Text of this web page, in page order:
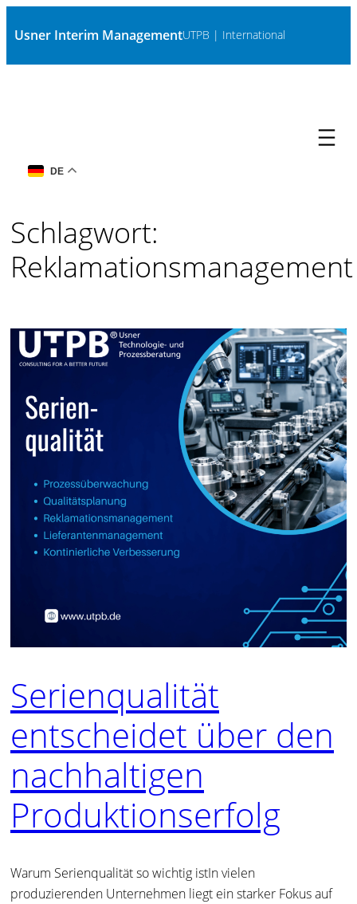
Inhalt
Usner Interim ManagementUTPB | International
Schlagwort:
Reklamationsmanagement
Serienqualität
entscheidet über den
nachhaltigen
Produktionserfolg
Warum Serienqualität so wichtig istIn vielen
produzierenden Unternehmen liegt ein starker Fokus auf
DE